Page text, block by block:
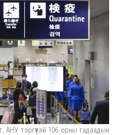
АНУ тэргүүтэй 106 орны гадаадын